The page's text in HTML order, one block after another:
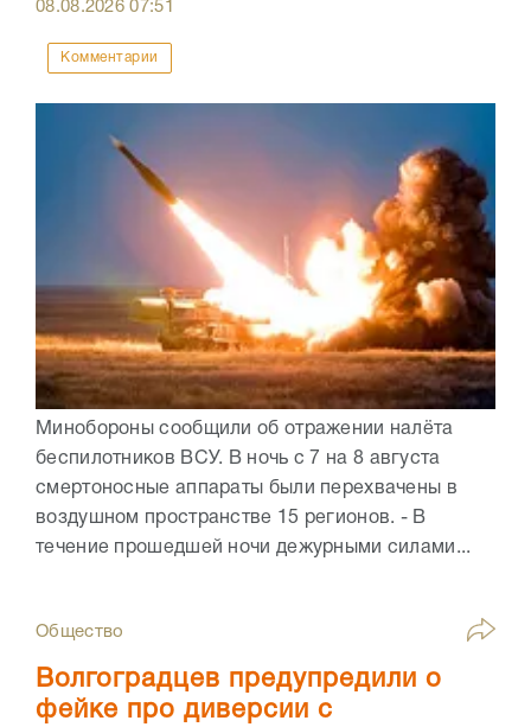
08.08.202607:51
Комментарии
Минобороны сообщили об отражении налёта
беспилотников ВСУ. В ночь с 7 на 8 августа
смертоносные аппараты были перехвачены в
воздушном пространстве 15 регионов. - В
течение прошедшей ночи дежурными силами...
Общество
Волгоградцев предупредили о
фейке про диверсии с